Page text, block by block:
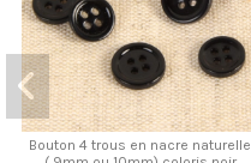
Bouton 4 trous en nacre naturelle